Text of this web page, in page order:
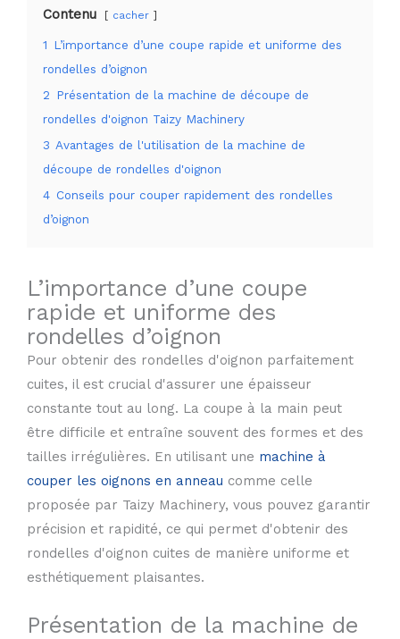
Contenu cacher
1 L’importance d’une coupe rapide et uniforme des
rondelles d’oignon
2 Présentation de la machine de découpe de
rondelles d'oignon Taizy Machinery
3 Avantages de l'utilisation de la machine de
découpe de rondelles d'oignon
4 Conseils pour couper rapidement des rondelles
d’oignon
L’importance d’une coupe
rapide et uniforme des
rondelles d’oignon
Pour obtenir des rondelles d'oignon parfaitement
cuites, il est crucial d'assurer une épaisseur
constante tout au long. La coupe à la main peut
être difficile et entraîne souvent des formes et des
tailles irrégulières. En utilisant une machine à
couper les oignons en anneau comme celle
proposée par Taizy Machinery, vous pouvez garantir
précision et rapidité, ce qui permet d'obtenir des
rondelles d'oignon cuites de manière uniforme et
esthétiquement plaisantes.
Présentation de la machine de